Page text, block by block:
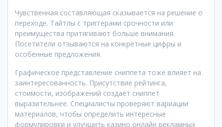
Чувственная составляющая сказывается на решение о
переходе. Тайтлы с триггерами срочности или
преимущества притягивают больше внимания.
Посетители отзываются на конкретные цифры и
особенные предложения.
Графическое представление сниппета тоже влияет на
заинтересованность. Присутствие рейтинга,
стоимости, изображений создаёт сниппет
выразительнее. Специалисты проверяют вариации
материалов, чтобы определить интересные
формулировки и улучшить казино онлайн рекламных